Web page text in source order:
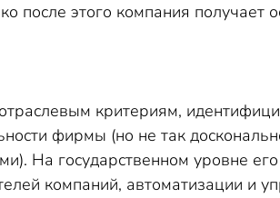
после этого компания
критериям,
фирмы (но не так
На государственном уровне
компаний, автоматизации